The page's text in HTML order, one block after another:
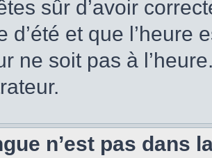
sûr d’avoir
d’été et que
ne soit pas à
n’est pas dans